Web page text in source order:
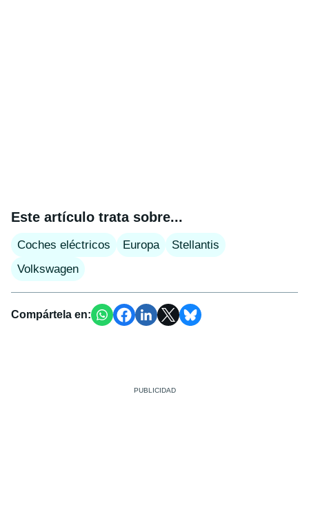
Este artículo trata sobre...
Coches eléctricos Europa
Stellantis
Volkswagen
Compártela en: